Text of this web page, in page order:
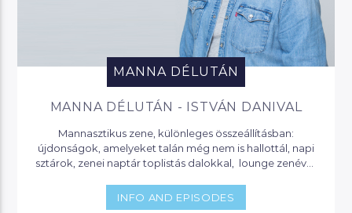
MANNA DÉLUTÁN
MANNA DÉLUTÁN - ISTVÁN DANIVAL
Mannasztikus zene, különleges összeállításban:
újdonságok, amelyeket talán még nem is hallottál, napi
sztárok, zenei naptár toplistás dalokkal, lounge zenével,
érdekeset, vagy olyat, amit eddig nem is tudtál…
INFO AND EPISODES